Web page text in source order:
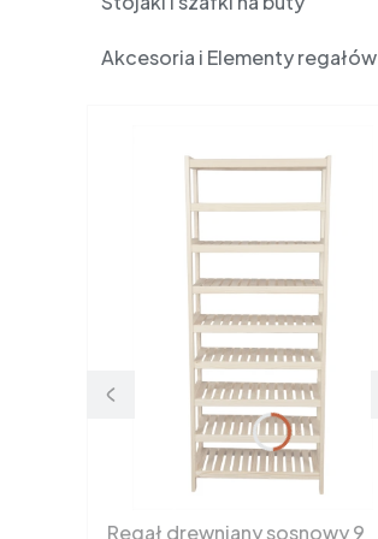
Akcesoria i Elementy regałów
Regał drewniany sosnowy 9